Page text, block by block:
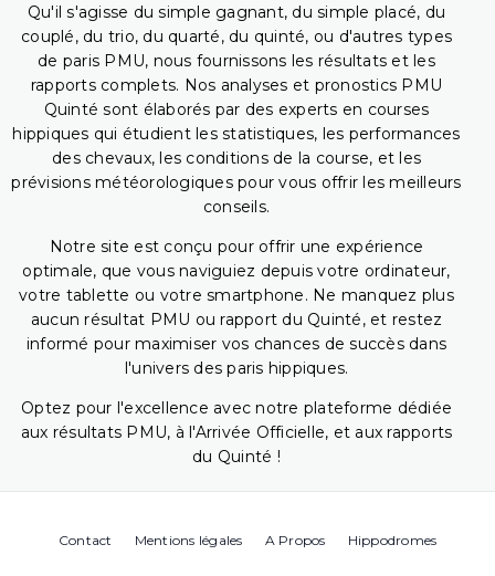
Qu'il s'agisse du simple gagnant, du simple placé, du
couplé, du trio, du quarté, du quinté, ou d'autres types
de paris PMU, nous fournissons les résultats et les
rapports complets. Nos analyses et pronostics PMU
Quinté sont élaborés par des experts en courses
hippiques qui étudient les statistiques, les performances
des chevaux, les conditions de la course, et les
prévisions météorologiques pour vous offrir les meilleurs
conseils.
Notre site est conçu pour offrir une expérience
optimale, que vous naviguiez depuis votre ordinateur,
votre tablette ou votre smartphone. Ne manquez plus
aucun résultat PMU ou rapport du Quinté, et restez
informé pour maximiser vos chances de succès dans
l'univers des paris hippiques.
Optez pour l'excellence avec notre plateforme dédiée
aux résultats PMU, à l'Arrivée Officielle, et aux rapports
du Quinté !
Contact Mentions légales A Propos Hippodromes